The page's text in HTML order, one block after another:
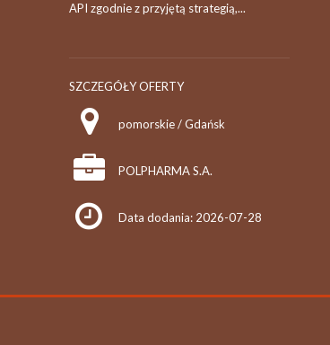
API zgodnie z przyjętą strategią,...
SZCZEGÓŁY OFERTY
pomorskie / Gdańsk
POLPHARMA S.A.
Data dodania: 2026-07-28